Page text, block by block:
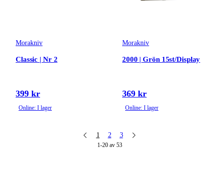
Morakniv
Classic | Nr 2
399 kr
Online: I lager
Morakniv
2000 | Grön 15st/Display
369 kr
Online: I lager
1 2 3
1-20 av 53